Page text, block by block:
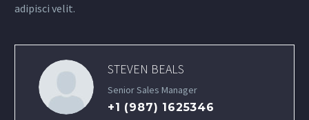
adipisci velit.
STEVEN BEALS
Senior Sales Manager
+1 (987) 1625346